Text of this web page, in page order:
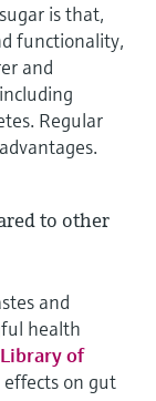
is that,
functionality,
and
Regular
to other
and
health
of
effects on gut